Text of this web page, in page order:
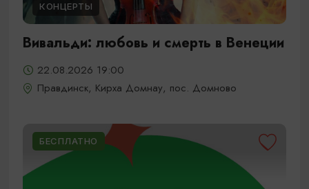
КОНЦЕРТЫ
Вивальди: любовь и смерть в Венеции
22.08.2026 19:00
Правдинск, Кирха Домнау, пос. Домново
БЕСПЛАТНО